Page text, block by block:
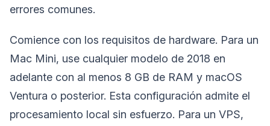
errores comunes.
Comience con los requisitos de hardware. Para un
Mac Mini, use cualquier modelo de 2018 en
adelante con al menos 8 GB de RAM y macOS
Ventura o posterior. Esta configuración admite el
procesamiento local sin esfuerzo. Para un VPS,